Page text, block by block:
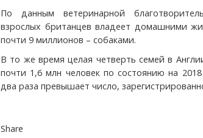
По данным ветеринарной
взрослых британцев владеет домашними
почти 9 миллионов – собаками.
В то же время целая четверть семей в
почти 1,6 млн человек по состоянию на
два раза превышает число,
Share